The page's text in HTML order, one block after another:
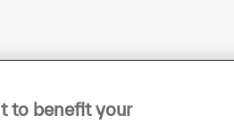
to benefit your